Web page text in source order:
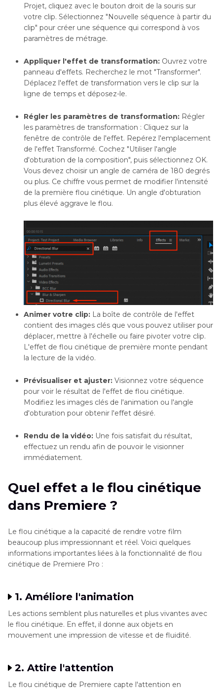
Projet, cliquez avec le bouton droit de la souris sur
votre clip. Sélectionnez "Nouvelle séquence à partir du
clip" pour créer une séquence qui correspond à vos
paramètres de métrage.
Appliquer l'effet de transformation: Ouvrez votre
panneau d'effets. Recherchez le mot "Transformer".
Déplacez l'effet de transformation vers le clip sur la
ligne de temps et déposez-le.
Régler les paramètres de transformation: Régler
les paramètres de transformation : Cliquez sur la
fenêtre de contrôle de l'effet. Repérez l'emplacement
de l'effet Transformé. Cochez "Utiliser l'angle
d'obturation de la composition", puis sélectionnez OK.
Vous devez choisir un angle de caméra de 180 degrés
ou plus. Ce chiffre vous permet de modifier l'intensité
de la première flou cinétique. Un angle d'obturation
plus élevé aggrave le flou.
Animer votre clip: La boîte de contrôle de l'effet
contient des images clés que vous pouvez utiliser pour
déplacer, mettre à l'échelle ou faire pivoter votre clip.
L'effet de flou cinétique de première monte pendant
la lecture de la vidéo.
Prévisualiser et ajuster: Visionnez votre séquence
pour voir le résultat de l'effet de flou cinétique.
Modifiez les images clés de l'animation ou l'angle
d'obturation pour obtenir l'effet désiré.
Rendu de la vidéo: Une fois satisfait du résultat,
effectuez un rendu afin de pouvoir le visionner
immédiatement.
Quel effet a le flou cinétique
dans Premiere ?
Le flou cinétique a la capacité de rendre votre film
beaucoup plus impressionnant et réel. Voici quelques
informations importantes liées à la fonctionnalité de flou
cinétique de Premiere Pro :
1. Améliore l'animation
Les actions semblent plus naturelles et plus vivantes avec
le flou cinétique. En effet, il donne aux objets en
mouvement une impression de vitesse et de fluidité.
2. Attire l'attention
Le flou cinétique de Premiere capte l'attention en